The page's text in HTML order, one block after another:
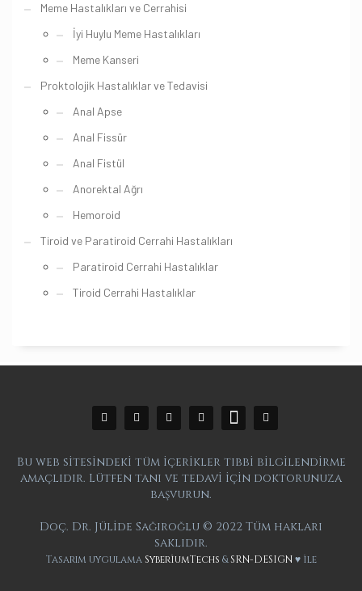
Meme Hastalıkları ve Cerrahisi
İyi Huylu Meme Hastalıkları
Meme Kanseri
Proktolojik Hastalıklar ve Tedavisi
Anal Apse
Anal Fissür
Anal Fistül
Anorektal Ağrı
Hemoroid
Tiroid ve Paratiroid Cerrahi Hastalıkları
Paratiroid Cerrahi Hastalıklar
Tiroid Cerrahi Hastalıklar
Bu web sitesindeki tüm içerikler tıbbi bilgilendirme
amaçlıdır. Lütfen tanı ve tedavi için doktorunuza
başvurun.
Doç. Dr. Jülide Sağıroğlu © 2022 Tüm hakları
saklıdır.
Tasarım uygulama SyberiumTechs &SRN-DESIGN♥ ile